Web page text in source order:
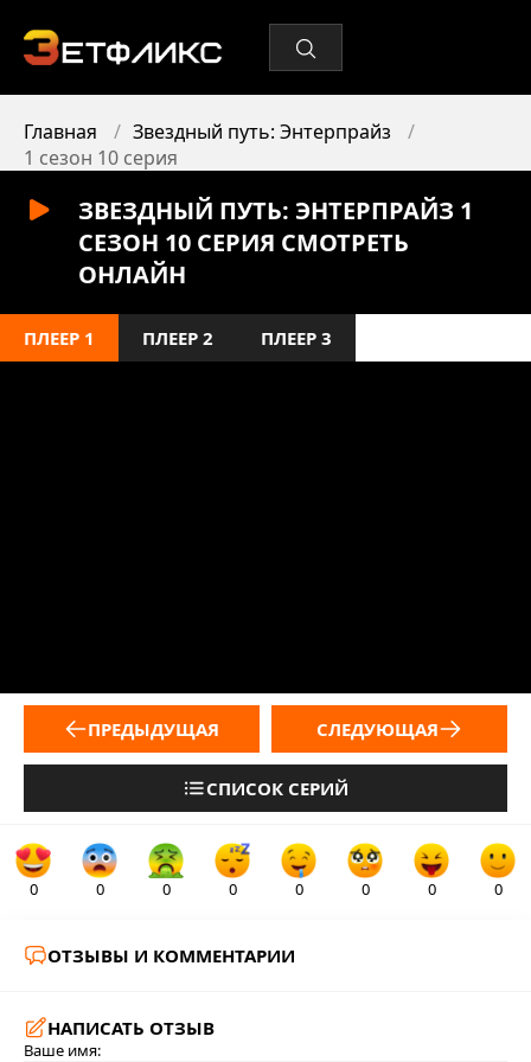
Главная
Звездный путь: Энтерпрайз
1 сезон 10 серия
ЗВЕЗДНЫЙ ПУТЬ: ЭНТЕРПРАЙЗ 1
СЕЗОН 10 СЕРИЯ СМОТРЕТЬ
ОНЛАЙН
ПЛЕЕР 1 ПЛЕЕР 2 ПЛЕЕР 3
ПРЕДЫДУЩАЯ
СПИСОК СЕРИЙ
СЛЕДУЮЩАЯ
0 0 0 0 0 0 0 0
ОТЗЫВЫ И КОММЕНТАРИИ
НАПИСАТЬ ОТЗЫВ
Ваше имя: